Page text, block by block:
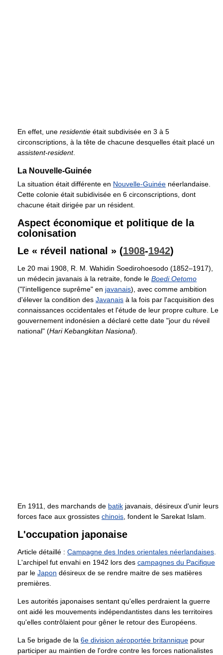
En effet, une residentie était subdivisée en 3 à 5
circonscriptions, à la tête de chacune desquelles était placé un
assistent-resident.
La Nouvelle-Guinée
La situation était différente en Nouvelle-Guinée néerlandaise.
Cette colonie était subidivisée en 6 circonscriptions, dont
chacune était dirigée par un résident.
Aspect économique et politique de la
colonisation
Le « réveil national » (1908-1942)
Le 20 mai 1908, R. M. Wahidin Soedirohoesodo (1852–1917),
un médecin javanais à la retraite, fonde le Boedi Oetomo
("l'intelligence suprême" en javanais), avec comme ambition
d'élever la condition des Javanais à la fois par l'acquisition des
connaissances occidentales et l'étude de leur propre culture. Le
gouvernement indonésien a déclaré cette date "jour du réveil
national" (Hari Kebangkitan Nasional).
En 1911, des marchands de batik javanais, désireux d'unir leurs
forces face aux grossistes chinois , fondent le Sarekat Islam.
L'occupation japonaise
Article détaillé : Campagne des Indes orientales néerlandaises
L'archipel fut envahi en 1942 lors des campagnes du Pacifique
par le Japon désireux de se rendre maitre de ses matières
premières.
Les autorités japonaises sentant qu'elles perdraient la guerre
ont aidé les mouvements indépendantistes dans les territoires
qu'elles contrôlaient pour gêner le retour des Européens.
La 5e brigade de la 6e division aéroportée britannique pour
participer au maintien de l'ordre contre les forces nationalistes